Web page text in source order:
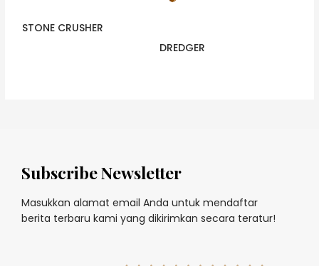
STONE CRUSHER
DREDGER
Subscribe Newsletter
Masukkan alamat email Anda untuk mendaftar
berita terbaru kami yang dikirimkan secara teratur!